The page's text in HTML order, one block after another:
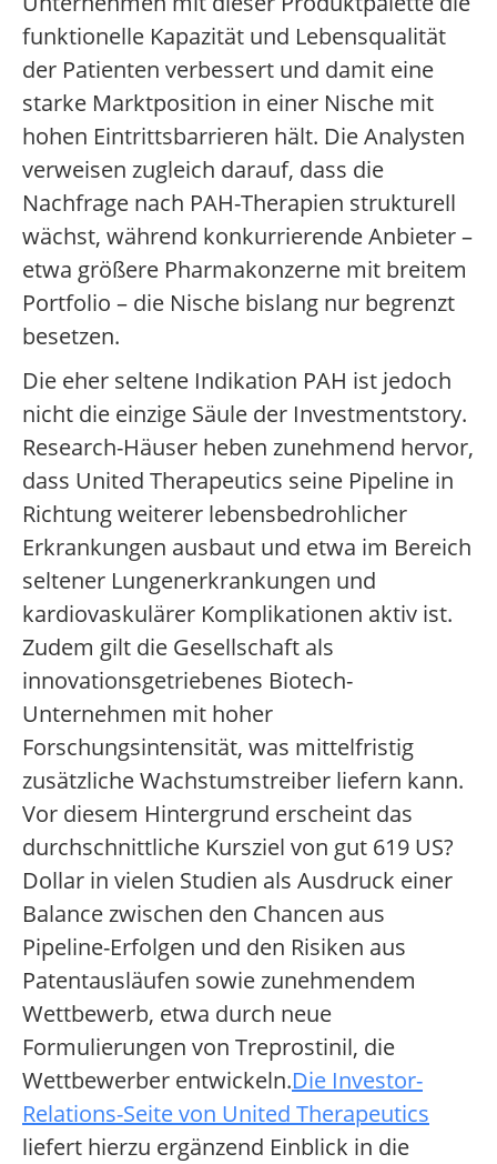
funktionelle Kapazität und Lebensqualität
der Patienten verbessert und damit eine
starke Marktposition in einer Nische mit
hohen Eintrittsbarrieren hält. Die Analysten
verweisen zugleich darauf, dass die
Nachfrage nach PAH-Therapien strukturell
wächst, während konkurrierende Anbieter –
etwa größere Pharmakonzerne mit breitem
Portfolio – die Nische bislang nur begrenzt
besetzen.
Die eher seltene Indikation PAH ist jedoch
nicht die einzige Säule der Investmentstory.
Research-Häuser heben zunehmend hervor,
dass United Therapeutics seine Pipeline in
Richtung weiterer lebensbedrohlicher
Erkrankungen ausbaut und etwa im Bereich
seltener Lungenerkrankungen und
kardiovaskulärer Komplikationen aktiv ist.
Zudem gilt die Gesellschaft als
innovationsgetriebenes Biotech-
Unternehmen mit hoher
Forschungsintensität, was mittelfristig
zusätzliche Wachstumstreiber liefern kann.
Vor diesem Hintergrund erscheint das
durchschnittliche Kursziel von gut 619 US?
Dollar in vielen Studien als Ausdruck einer
Balance zwischen den Chancen aus
Pipeline-Erfolgen und den Risiken aus
Patentausläufen sowie zunehmendem
Wettbewerb, etwa durch neue
Formulierungen von Treprostinil, die
Wettbewerber entwickeln.Die Investor-
Relations-Seite von United Therapeutics
liefert hierzu ergänzend Einblick in die